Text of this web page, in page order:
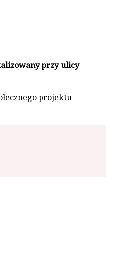
przy ulicy
projektu